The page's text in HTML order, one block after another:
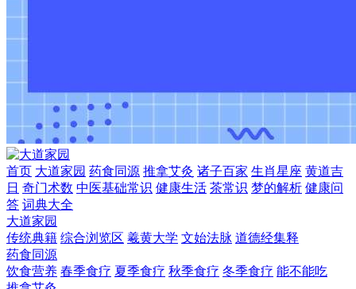
首页 大道家园 药食同源 推拿艾灸 诸子百家 生肖星座 黄道吉
日 奇门术数 中医基础常识 健康生活 茶常识 梦的解析 健康问
答 词典大全
大道家园
传统典籍 综合浏览区 羲黄大学 文始法脉 道德经集释
药食同源
饮食营养 春季食疗 夏季食疗 秋季食疗 冬季食疗 能不能吃